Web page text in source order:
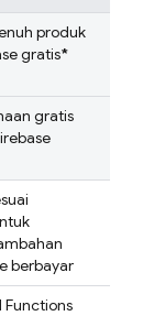
produk
gratis*
gratis
berbayar
Functions